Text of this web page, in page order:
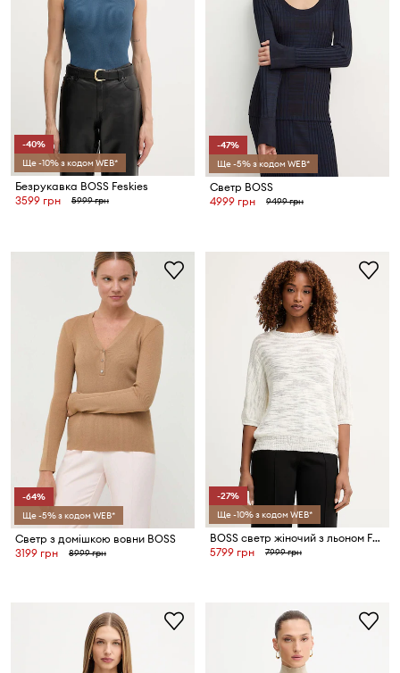
-40%
Ще -10% з кодом WEB*
Безрукавка BOSS Feskies
3599 грн
5999 грн
-47%
Ще -5% з кодом WEB*
Светр BOSS
4999 грн
9499 грн
-64%
Ще -5% з кодом WEB*
Светр з домішкою вовни BOSS
3199 грн
8999 грн
-27%
Ще -10% з кодом WEB*
BOSS светр жіночий з льоном Farofano
5799 грн
7999 грн